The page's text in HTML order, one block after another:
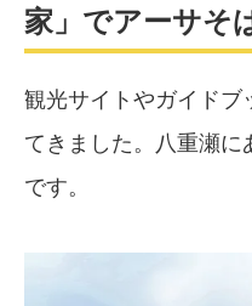
家」でアーサそ
観光サイトやガイドブ
てきました。八重瀬に
です。